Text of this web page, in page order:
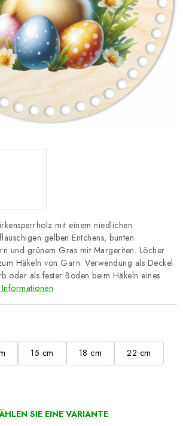
Impressum
mit einem niedlichen
gelben Entchens, bunten
und grünem Gras mit Margeriten. Löcher
Häkeln von Garn. Verwendung als Deckel
oder als fester Boden beim Häkeln eines
15 cm 18 cm 22 cm